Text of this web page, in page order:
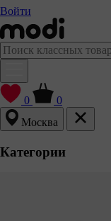
Войти
0
0
Москва
Категории